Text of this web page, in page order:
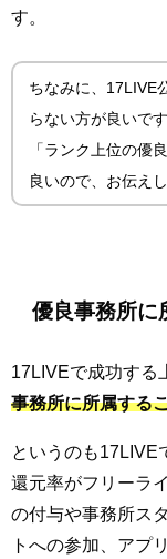
す。
ちなみに、17LIVE
らない方が良いで
「ランク上位の優
良いので、お伝え
優良事務所に
17LIVEで成功する
事務所に所属する
というのも17LIVE
還元率がフリーラ
の付与や事務所ス
トへの参加、アプ